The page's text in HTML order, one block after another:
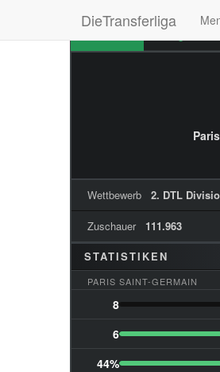
DieTransferliga
Ereignisse
Wettbewerb 2. DTL
Zuschauer 111.963
STATISTIKEN
PARIS SAINT-GERMAIN
8
6
44%